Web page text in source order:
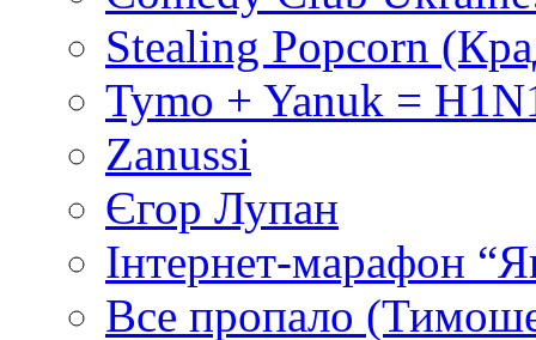
Stealing Popcorn
Tymo + Yanuk =
Zanussi
Єгор Лупан
Інтернет-марафон
Все пропало